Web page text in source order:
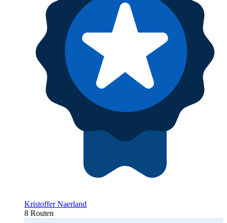
Kristoffer Naerland
8 Routen